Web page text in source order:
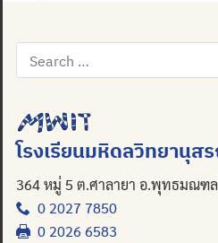
Search
for:
โรงเรียนมหิดลวิทยานุส
364 หมู่ 5 ต.ศาลายา อ.พุทธมณฑ
0 2027 7850
0 2026 6583